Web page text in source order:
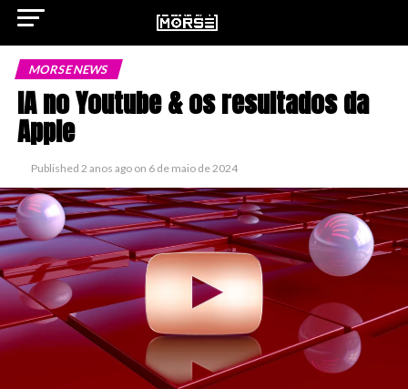
MORSE NEWS
IA no Youtube & os resultados da
Apple
Published 2 anos ago on 6 de maio de 2024